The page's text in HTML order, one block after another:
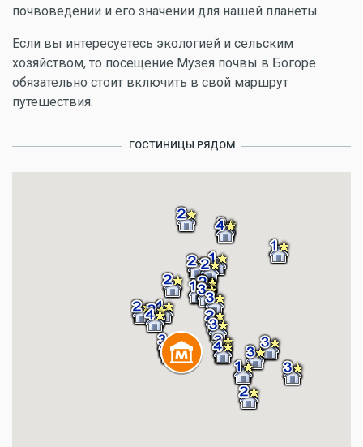
почвоведении и его значении для нашей планеты.
Если вы интересуетесь экологией и сельским
хозяйством, то посещение Музея почвы в Богоре
обязательно стоит включить в свой маршрут
путешествия.
ГОСТИНИЦЫ РЯДОМ